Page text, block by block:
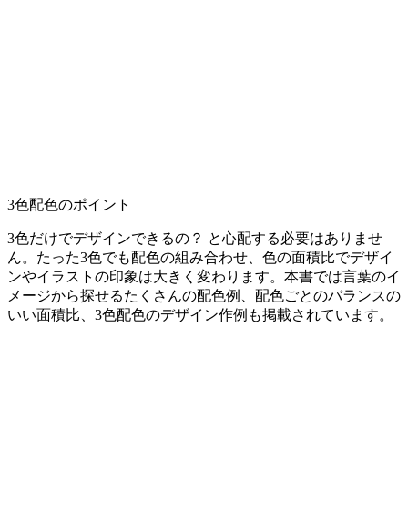
3色配色のポイント
3色だけでデザインできるの？ と心配する必要はありませ
ん。たった3色でも配色の組み合わせ、色の面積比でデザイ
ンやイラストの印象は大きく変わります。本書では言葉のイ
メージから探せるたくさんの配色例、配色ごとのバランスの
いい面積比、3色配色のデザイン作例も掲載されています。